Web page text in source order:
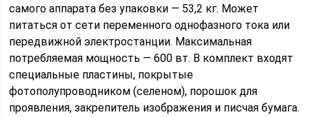
самого аппарата без упаковки — 53,2 кг. Может
питаться от сети переменного однофазного тока или
передвижной электростанции. Максимальная
потребляемая мощность — 600 вт. В комплект входят
специальные пластины, покрытые
фотополупроводником (селеном), порошок для
проявления, закрепитель изображения и писчая бумага.